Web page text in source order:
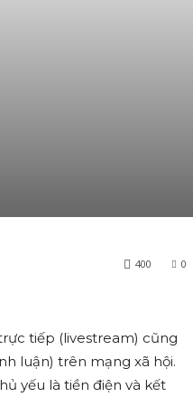
0
400
tiếp (livestream) cũng
luận) trên mạng xã hội.
yếu là tiền điện và kết